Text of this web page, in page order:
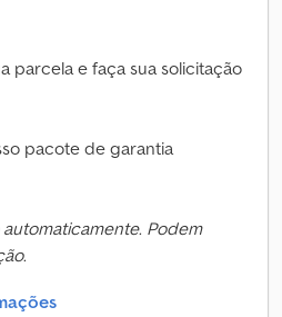
parcela e faça sua solicitação
pacote de garantia
Podem